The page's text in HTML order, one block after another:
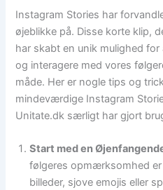
Instagram Stories har
øjeblikke på. Disse korte klip,
har skabt en unik mulighed
og interagere med vores
måde. Her er nogle tips og
mindeværdige Instagram
Unitate.dk særligt har gjort
Start med en
følgeres opmærksomhed
billeder, sjove emojis eller